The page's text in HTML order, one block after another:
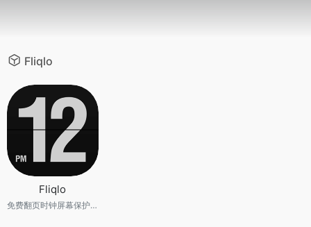
Fliqlo
Fliqlo
免费翻页时钟屏幕保护程序